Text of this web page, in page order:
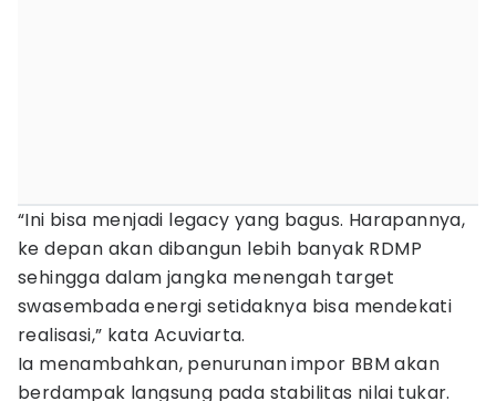
“Ini bisa menjadi legacy yang bagus. Harapannya,
ke depan akan dibangun lebih banyak RDMP
sehingga dalam jangka menengah target
swasembada energi setidaknya bisa mendekati
realisasi,” kata Acuviarta.
Ia menambahkan, penurunan impor BBM akan
berdampak langsung pada stabilitas nilai tukar.